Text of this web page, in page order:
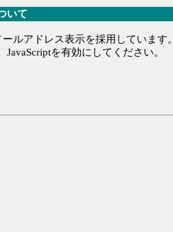
いて
ルアドレス表示を採用しています。
を有効にしてください。